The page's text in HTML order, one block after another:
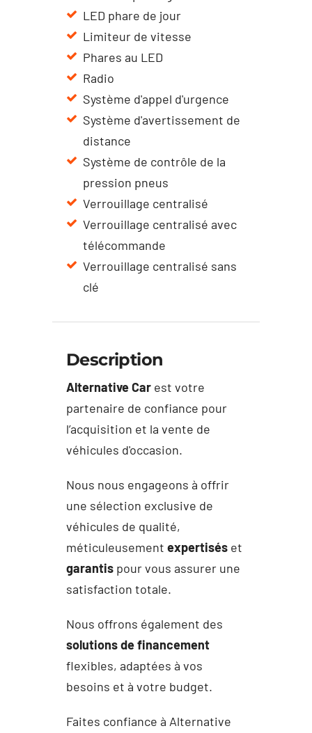
LED phare de jour
Limiteur de vitesse
Phares au LED
Radio
Système d'appel d'urgence
Système d'avertissement de
distance
Système de contrôle de la
pression pneus
Verrouillage centralisé
Verrouillage centralisé avec
télécommande
Verrouillage centralisé sans
clé
Description
Alternative Car est votre
partenaire de confiance pour
l’acquisition et la vente de
véhicules d'occasion.
Nous nous engageons à offrir
une sélection exclusive de
véhicules de qualité,
méticuleusement expertisés et
garantis pour vous assurer une
satisfaction totale.
Nous offrons également des
solutions de financement
flexibles, adaptées à vos
besoins et à votre budget.
Faites confiance à Alternative